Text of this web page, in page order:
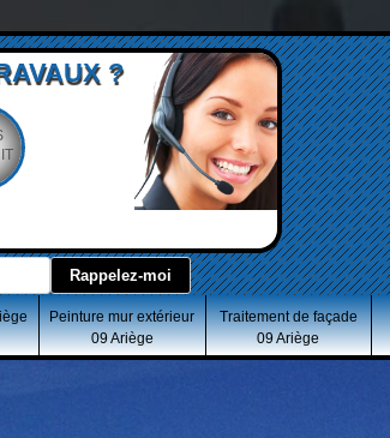
?
Peinture mur extérieur
09 Ariège
Traitement de façade
09 Ariège